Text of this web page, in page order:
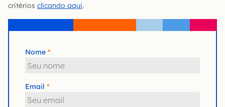
critérios clicando aqui.
Nome
Email